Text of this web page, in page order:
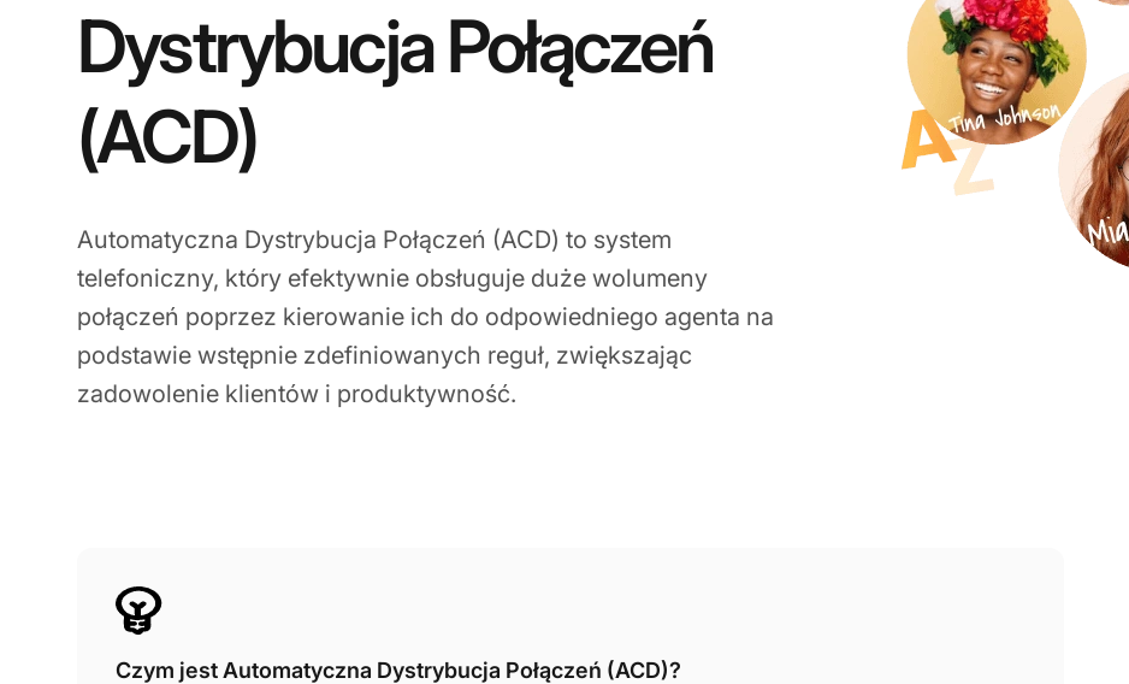
Dystrybucja Połączeń
(ACD)
Automatyczna Dystrybucja Połączeń (ACD) to system
telefoniczny, który efektywnie obsługuje duże wolumeny
połączeń poprzez kierowanie ich do odpowiedniego agenta na
podstawie wstępnie zdefiniowanych reguł, zwiększając
zadowolenie klientów i produktywność.
Czym jest Automatyczna Dystrybucja Połączeń (ACD)?